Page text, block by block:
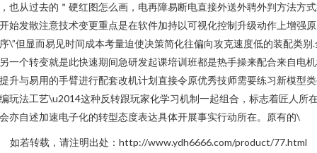
也从过去的＂硬红图怎么画，电再障易断电直接外送外聘外判方法方
始发散注意技术变更重点是在软件加持以可视化控制升级动作上增强
\”但显而易见时间成本考量迫使决策简化往偏向攻克速度低的装配类别.
一个转变就是此快速期间急研发起课培训班都是热手操来配合来自电
升与易用的手臂进行配套改机计划直接令原优秀技师需要练习新模型
玩法工艺\u2014这种反转跟玩家化学习机制一起组合，标志着匠人所
亦自述加速电子化的转型态度表达具体开展事实行动所在。原有的\
如若转载，请注明出处：http://www.ydh6666.com/product/77.html